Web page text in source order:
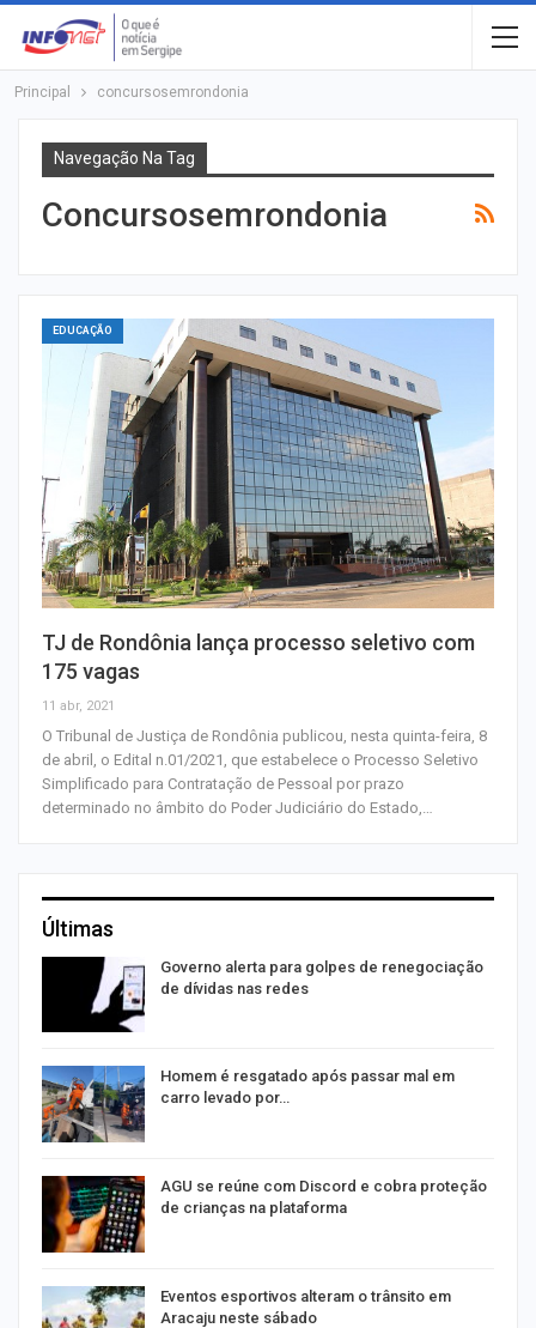
Principal concursosemrondonia
Navegação Na Tag
Concursosemrondonia
EDUCAÇÃO
TJ de Rondônia lança processo seletivo com
175 vagas
11 abr, 2021
O Tribunal de Justiça de Rondônia publicou, nesta quinta-feira, 8
de abril, o Edital n.01/2021, que estabelece o Processo Seletivo
Simplificado para Contratação de Pessoal por prazo
determinado no âmbito do Poder Judiciário do Estado,…
Últimas
Governo alerta para golpes de renegociação
de dívidas nas redes
Homem é resgatado após passar mal em
carro levado por…
AGU se reúne com Discord e cobra proteção
de crianças na plataforma
Eventos esportivos alteram o trânsito em
Aracaju neste sábado